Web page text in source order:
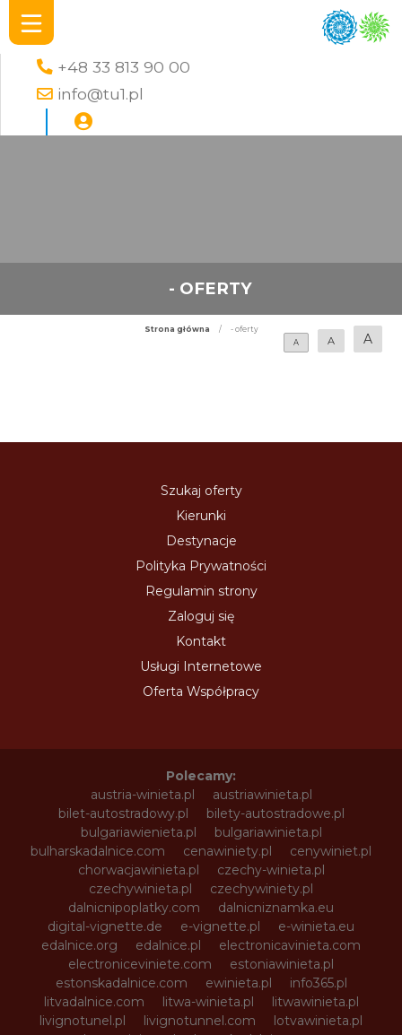
+48 33 813 90 00
info@tu1.pl
- OFERTY
Strona główna /
- oferty
A
A A
Szukaj oferty
Kierunki
Destynacje
Polityka Prywatności
Regulamin strony
Zaloguj się
Kontakt
Usługi Internetowe
Oferta Współpracy
Polecamy:
austria-winieta.pl
austriawinieta.pl
bilet-autostradowy.pl
bilety-autostradowe.pl
bulgariawienieta.pl
bulgariawinieta.pl
bulharskadalnice.com
cenawiniety.pl
cenywiniet.pl
chorwacjawinieta.pl
czechy-winieta.pl
czechywinieta.pl
czechywiniety.pl
dalnicnipoplatky.com
dalnicniznamka.eu
digital-vignette.de
e-vignette.pl
e-winieta.eu
edalnice.org
edalnice.pl
electronicavinieta.com
electroniceviniete.com
estoniawinieta.pl
estonskadalnice.com
ewinieta.pl
info365.pl
litvadalnice.com
litwa-winieta.pl
litwawinieta.pl
livignotunel.pl
livignotunnel.com
lotvawinieta.pl